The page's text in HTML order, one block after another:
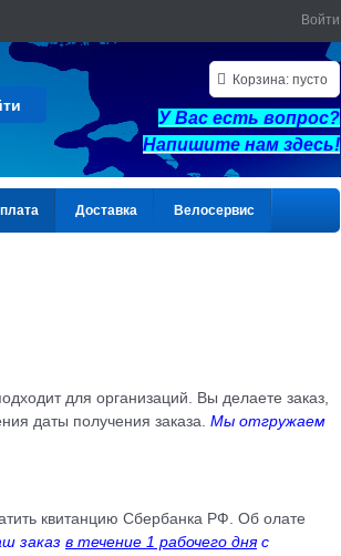
Войти
Корзина: пусто
У Вас есть вопрос?
Напишите нам здесь!
Доставка Велосервис
для организаций. Вы делаете заказ,
даты получения заказа. Мы отгружаем
квитанцию Сбербанка РФ. Об олате
заказ в течение 1 рабочего дняс